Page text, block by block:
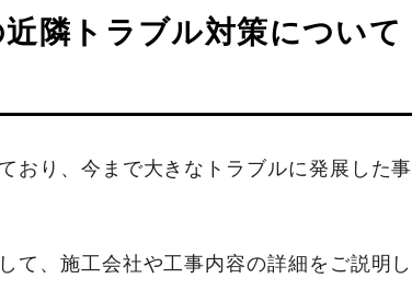
隣トラブル対策について
おり、今まで大きなトラブルに発展した事
て、施工会社や工事内容の詳細をご説明し